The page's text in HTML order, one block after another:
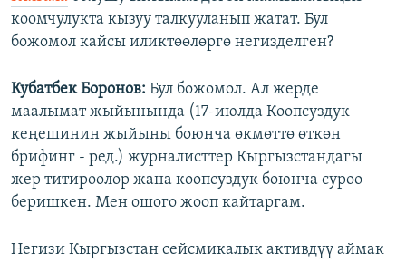
коомчулукта кызуу талкууланып жатат. Бул
божомол кайсы иликтөөлөргө негизделген?
Кубатбек Боронов: Бул божомол. Ал жерде
маалымат жыйынында (17-июлда Коопсуздук
кеңешинин жыйыны боюнча өкмөттө өткөн
брифинг - ред.) журналисттер Кыргызстандагы
жер титирөөлөр жана коопсуздук боюнча суроо
беришкен. Мен ошого жооп кайтаргам.
Негизи Кыргызстан сейсмикалык активдүү аймак